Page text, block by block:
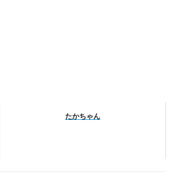
たかちゃん